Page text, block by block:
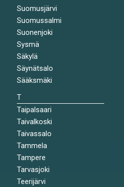
Suomusjärvi
Suomussalmi
Suonenjoki
Sysmä
Säkylä
Säynätsalo
Sääksmäki
T
Taipalsaari
Taivalkoski
Taivassalo
Tammela
Tampere
Tarvasjoki
Teerijärvi